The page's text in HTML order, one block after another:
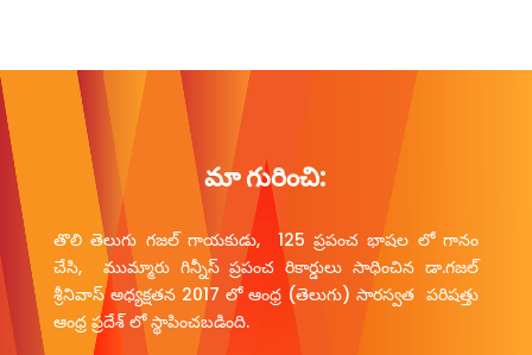
మా గురించి:
తొలి తెలుగు గజల్ గాయకుడు, 125 ప్రపంచ భాషల లో గానం
చేసి, ముమ్మారు గిన్నీస్ ప్రపంచ రికార్డులు సాధించిన డా.గజల్
శ్రీనివాస్ అధ్యక్షతన 2017 లో ఆంధ్ర (తెలుగు) సారస్వత పరిషత్తు
ఆంధ్ర ప్రదేశ్ లో స్థాపించబడింది.